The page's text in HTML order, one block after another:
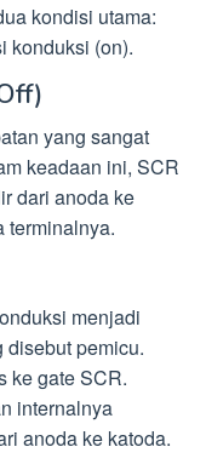
kondisi utama:
konduksi (on).
yang sangat
keadaan ini, SCR
dari anoda ke
terminalnya.
menjadi
pemicu.
ke gate SCR.
internalnya
anoda ke katoda.